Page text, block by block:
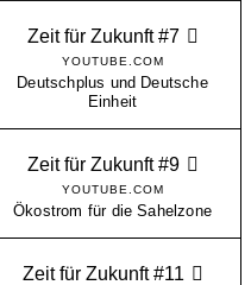
Zeit für Zukunft #7
YOUTUBE.COM
Deutschplus und Deutsche
Einheit
Zeit für Zukunft #9
YOUTUBE.COM
Ökostrom für die Sahelzone
Zeit für Zukunft #11